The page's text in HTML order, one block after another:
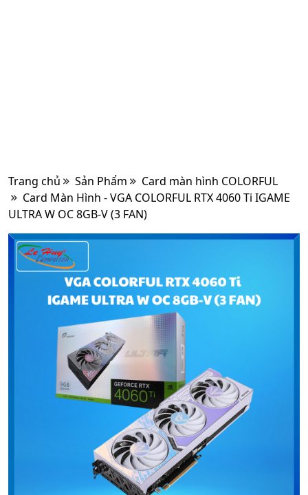
Trang chủ Sản Phẩm
Card màn hình COLORFUL
Card Màn Hình - VGA COLORFUL RTX 4060 Ti IGAME
ULTRA W OC 8GB-V (3 FAN)